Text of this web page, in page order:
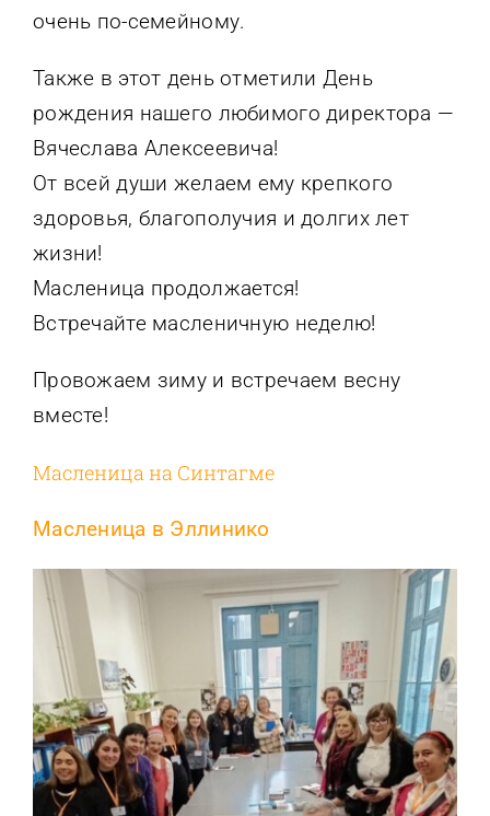
очень по-семейному.
Также в этот день отметили День
рождения нашего любимого директора —
Вячеслава Алексеевича!
От всей души желаем ему крепкого
здоровья, благополучия и долгих лет
жизни!
Масленица продолжается!
Встречайте масленичную неделю!
Провожаем зиму и встречаем весну
вместе!
Масленица на Синтагме
Масленица в Эллинико